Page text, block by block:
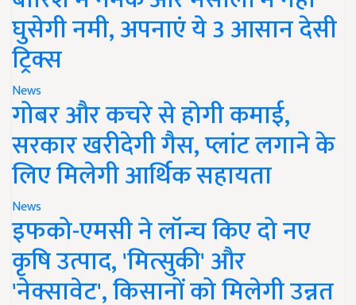
घुसेगी नमी, अपनाएं ये 3 आसान देसी
ट्रिक्स
News
गोबर और कचरे से होगी कमाई,
सरकार खरीदेगी गैस, प्लांट लगाने के
लिए मिलेगी आर्थिक सहायता
News
इफको-एमसी ने लॉन्च किए दो नए
कृषि उत्पाद, 'मित्सुकी' और
'नेक्सावेट', किसानों को मिलेगी उन्नत